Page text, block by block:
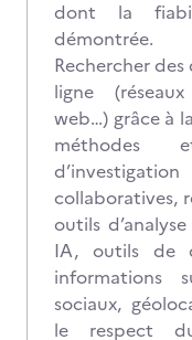
dont la
démontrée.
Rechercher
ligne
web…) grâce à
méthodes
collaboratives,
outils
IA, outils de
informations
sociaux,
le respect